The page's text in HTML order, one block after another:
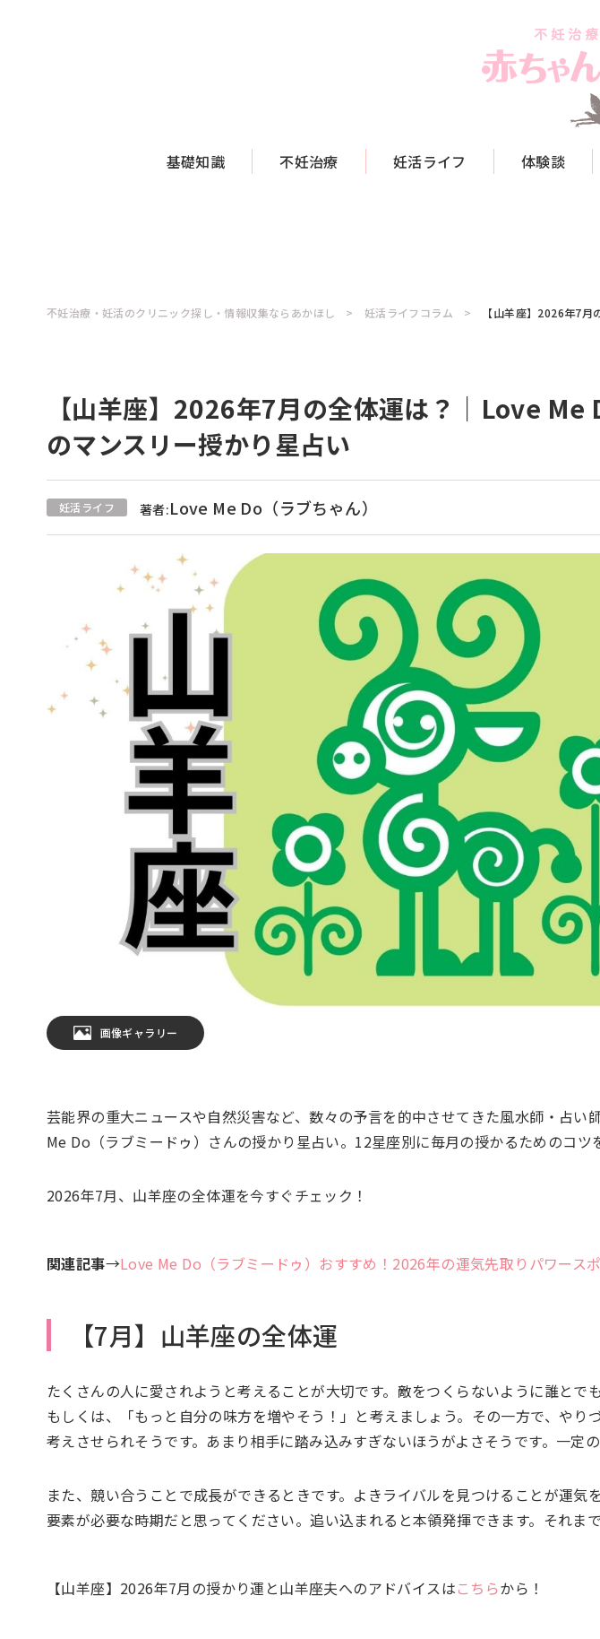
基礎知識 不妊治療 妊活ライフ 体験談
不妊治療・妊活のクリニック探し・情報収集ならあかほし 妊活ライフコラム 【山羊座】2026年7
【山羊座】2026年7月の全体運は？｜Love Me
のマンスリー授かり星占い
妊活ライフ 著者:Love Me Do（ラブちゃん）
画像ギャラリー
芸能界の重大ニュースや自然災害など、数々の予言を的中させてきた風水師・占い
Me Do（ラブミードゥ）さんの授かり星占い。12星座別に毎月の授かるためのコツ
2026年7月、山羊座の全体運を今すぐチェック！
関連記事→Love Me Do（ラブミードゥ）おすすめ！2026年の運気先取りパワースポ
【7月】山羊座の全体運
たくさんの人に愛されようと考えることが大切です。敵をつくらないように誰とで
もしくは、「もっと自分の味方を増やそう！」と考えましょう。その一方で、やり
考えさせられそうです。あまり相手に踏み込みすぎないほうがよさそうです。一定
また、競い合うことで成長ができるときです。よきライバルを見つけることが運気
要素が必要な時期だと思ってください。追い込まれると本領発揮できます。それま
【山羊座】2026年7月の授かり運と山羊座夫へのアドバイスはこちらから！